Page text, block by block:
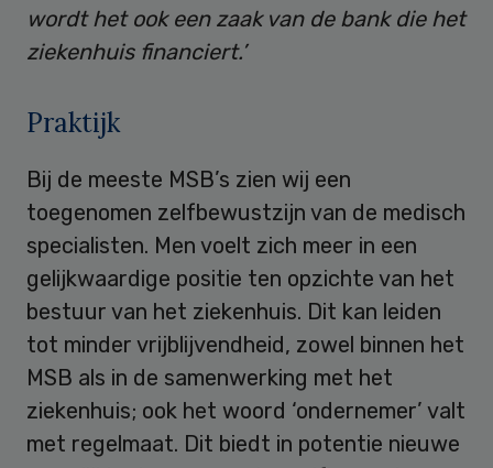
wordt het ook een zaak van de bank die het
ziekenhuis financiert.’
Praktijk
Bij de meeste MSB’s zien wij een
toegenomen zelfbewustzijn van de medisch
specialisten. Men voelt zich meer in een
gelijkwaardige positie ten opzichte van het
bestuur van het ziekenhuis. Dit kan leiden
tot minder vrijblijvendheid, zowel binnen het
MSB als in de samenwerking met het
ziekenhuis; ook het woord ‘ondernemer’ valt
met regelmaat. Dit biedt in potentie nieuwe